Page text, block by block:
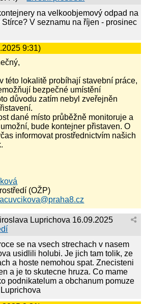
na velkoobjemový odpad na
V seznamu na říjen - prosinec
9:31)
této lokalitě probíhají stavební práce,
bezpečné umístění
důvodu zatím nebyl zveřejněn
dané místo průběžně monitoruje a
bude kontejner přistaven. O
informovat prostřednictvím našich
(OŽP)
Luprichova 16.09.2025
se na vsech strechach v nasem
usidlili holubi. Je jich tam tolik, ze
a hoste nemohou spat. Znecisteni
a je to skutecne hruza. Co mame
podnikatelum a obchanum pomuze